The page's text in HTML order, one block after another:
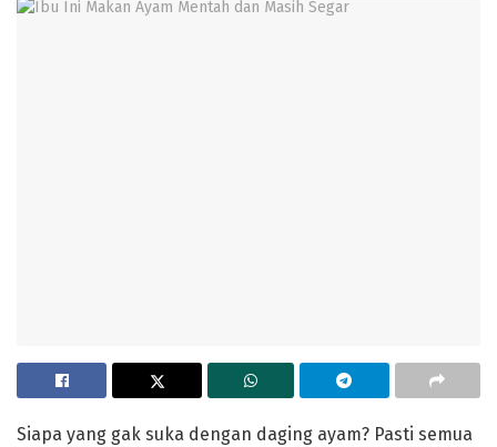
Siapa yang gak suka dengan daging ayam? Pasti semua